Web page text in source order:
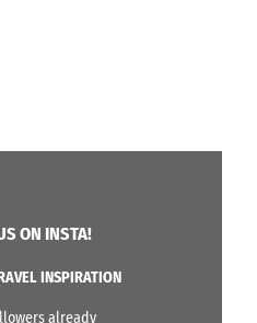
ON INSTA!
INSPIRATION
already